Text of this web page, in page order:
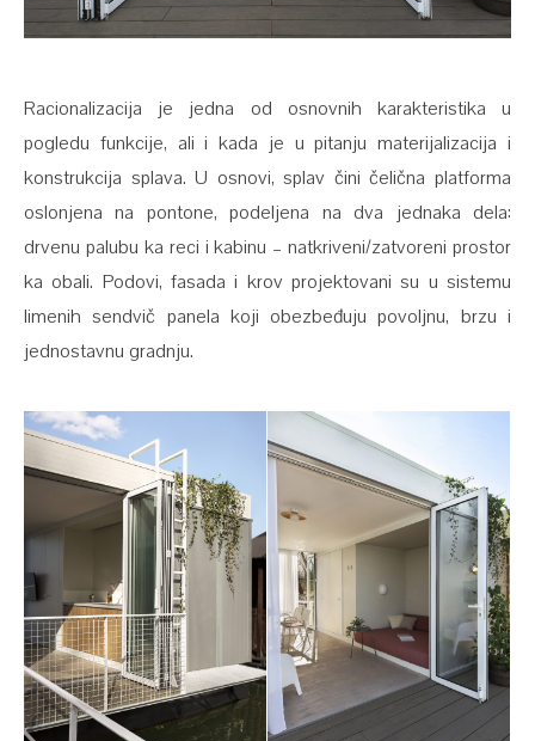
Racionalizacija je jedna od osnovnih karakteristika u
pogledu funkcije, ali i kada je u pitanju materijalizacija i
konstrukcija splava. U osnovi, splav čini čelična platforma
oslonjena na pontone, podeljena na dva jednaka dela:
drvenu palubu ka reci i kabinu – natkriveni/zatvoreni prostor
ka obali. Podovi, fasada i krov projektovani su u sistemu
limenih sendvič panela koji obezbeđuju povoljnu, brzu i
jednostavnu gradnju.